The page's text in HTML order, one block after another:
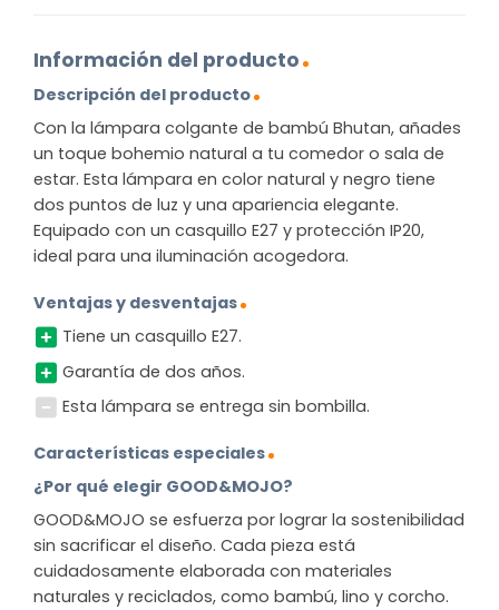
Información del producto
Descripción del producto
Con la lámpara colgante de bambú Bhutan, añades
un toque bohemio natural a tu comedor o sala de
estar. Esta lámpara en color natural y negro tiene
dos puntos de luz y una apariencia elegante.
Equipado con un casquillo E27 y protección IP20,
ideal para una iluminación acogedora.
Ventajas y desventajas
Tiene un casquillo E27.
Garantía de dos años.
Esta lámpara se entrega sin bombilla.
Características especiales
¿Por qué elegir GOOD&MOJO?
GOOD&MOJO se esfuerza por lograr la sostenibilidad
sin sacrificar el diseño. Cada pieza está
cuidadosamente elaborada con materiales
naturales y reciclados, como bambú, lino y corcho.